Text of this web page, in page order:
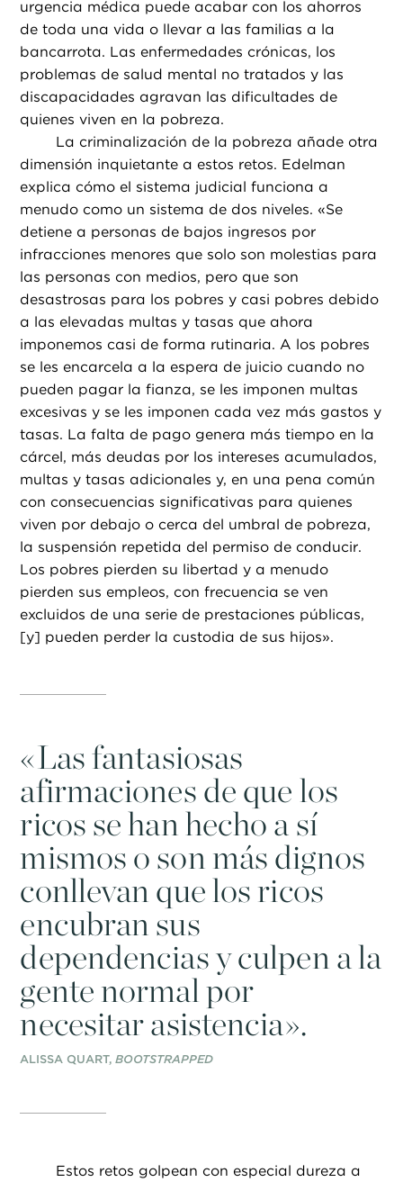
urgencia médica puede acabar con los ahorros
de toda una vida o llevar a las familias a la
bancarrota. Las enfermedades crónicas, los
problemas de salud mental no tratados y las
discapacidades agravan las dificultades de
quienes viven en la pobreza.
La criminalización de la pobreza añade otra
dimensión inquietante a estos retos. Edelman
explica cómo el sistema judicial funciona a
menudo como un sistema de dos niveles. «Se
detiene a personas de bajos ingresos por
infracciones menores que solo son molestias para
las personas con medios, pero que son
desastrosas para los pobres y casi pobres debido
a las elevadas multas y tasas que ahora
imponemos casi de forma rutinaria. A los pobres
se les encarcela a la espera de juicio cuando no
pueden pagar la fianza, se les imponen multas
excesivas y se les imponen cada vez más gastos y
tasas. La falta de pago genera más tiempo en la
cárcel, más deudas por los intereses acumulados,
multas y tasas adicionales y, en una pena común
con consecuencias significativas para quienes
viven por debajo o cerca del umbral de pobreza,
la suspensión repetida del permiso de conducir.
Los pobres pierden su libertad y a menudo
pierden sus empleos, con frecuencia se ven
excluidos de una serie de prestaciones públicas,
[y] pueden perder la custodia de sus hijos».
«Las fantasiosas
afirmaciones de que los
ricos se han hecho a sí
mismos o son más dignos
conllevan que los ricos
encubran sus
dependencias y culpen a la
gente normal por
necesitar asistencia».
ALISSA QUART,BOOTSTRAPPED
Estos retos golpean con especial dureza a